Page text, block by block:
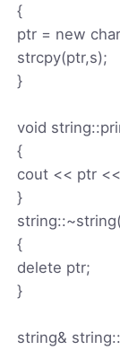
{
ptr = new
strcpy(ptr,s);
}
void
{
cout << ptr
}
{
delete ptr;
}
string&